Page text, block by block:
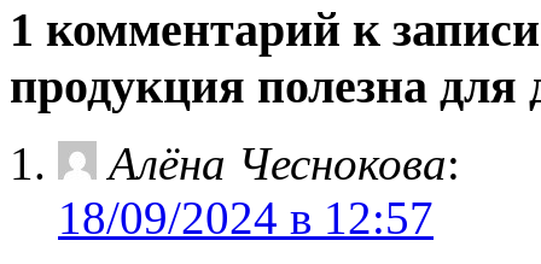
1 комментарий к
продукция полезна для
Алёна Чеснокова:
18/09/2024 в 12:57